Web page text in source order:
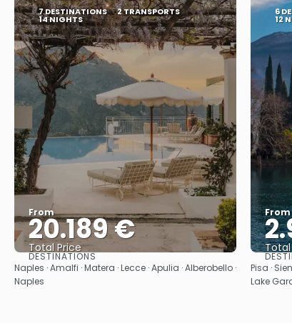
7 DESTINATIONS 2 TRANSPORTS
14 NIGHTS
From
20.189 €
Total Price
See
DESTINATIONS
Naples · Amalfi · Matera · Lecce · Apulia · Alberobello ·
Naples
6
12
From
Pisa ·
Lake